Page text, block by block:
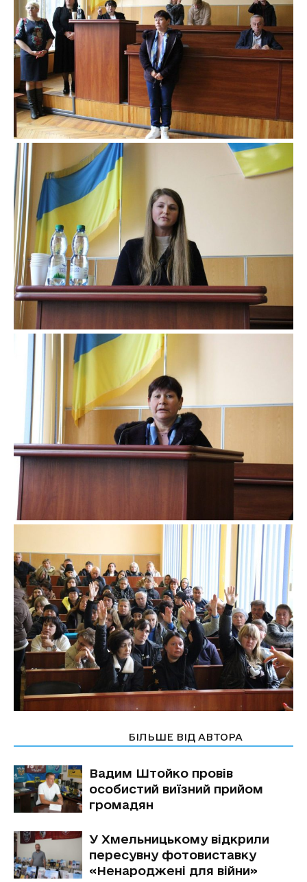
БІЛЬШЕ ВІД АВТОРА
Вадим Штойко провів
особистий виїзний прийом
громадян
У Хмельницькому відкрили
пересувну фотовиставку
«Ненароджені для війни»